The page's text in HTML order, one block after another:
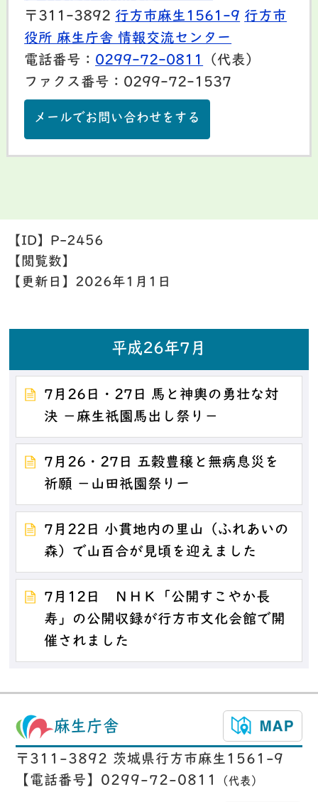
〒311-3892 行方市麻生1561-9 行方市
役所 麻生庁舎 情報交流センター
電話番号： 0299-72-0811
（代表）
ファクス番号：0299-72-1537
メールでお問い合わせをする
【ID】 P-2456
【閲覧数】
【更新日】 2026年1月1日
平成26年7月
7月26日・27日 馬と神輿の勇壮な対
決 －麻生祇園馬出し祭り－
7月26・27日 五穀豊穣と無病息災を
祈願 －山田祇園祭りー
7月22日 小貫地内の里山（ふれあいの
森）で山百合が見頃を迎えました
7月12日 ＮＨＫ「公開すこやか長
寿」の公開収録が行方市文化会館で開
催されました
麻生庁舎
〒311-3892 茨城県行方市麻生1561-9
【電話番号】0299-72-0811
（代表）